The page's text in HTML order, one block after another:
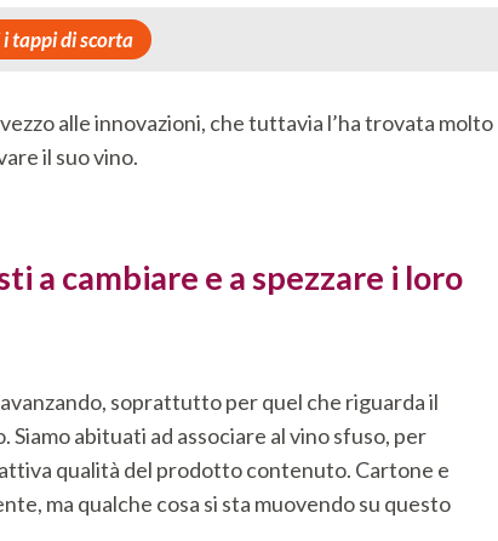
tappi di scorta
alle innovazioni, che tuttavia l’ha trovata molto
il suo vino.
a cambiare e a spezzare i loro
soprattutto per quel che riguarda il
abituati ad associare al vino sfuso, per
qualità del prodotto contenuto. Cartone e
ma qualche cosa si sta muovendo su questo